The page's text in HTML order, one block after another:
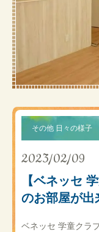
その他 日々の様子
2023/02/09
【ベネッセ
のお部屋が出
ベネッセ 学童クラ